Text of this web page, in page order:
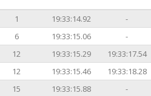
1 19:33:14.92
-
6 19:33:15.06
-
12 19:33:15.29
19:33:17.54
12 19:33:15.46
19:33:18.28
15 19:33:15.88
-